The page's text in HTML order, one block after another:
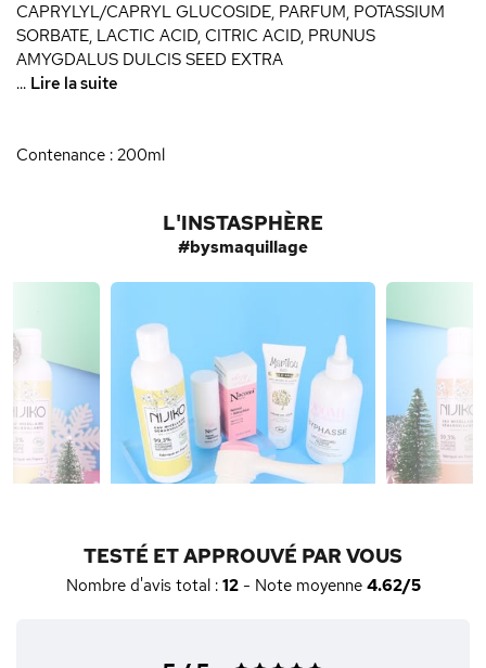
CAPRYLYL/CAPRYL GLUCOSIDE, PARFUM, POTASSIUM
SORBATE, LACTIC ACID, CITRIC ACID, PRUNUS
AMYGDALUS DULCIS SEED EXTRA
... Lire la suite
Contenance : 200ml
L'INSTASPHÈRE
#bysmaquillage
TESTÉ ET APPROUVÉ PAR VOUS
Nombre d'avis total : 12- Note moyenne 4.62/5